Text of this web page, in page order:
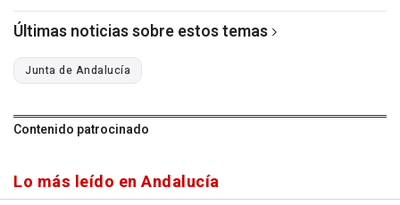
Últimas noticias sobre estos temas
Junta de Andalucía
Contenido patrocinado
Lo más leído en Andalucía